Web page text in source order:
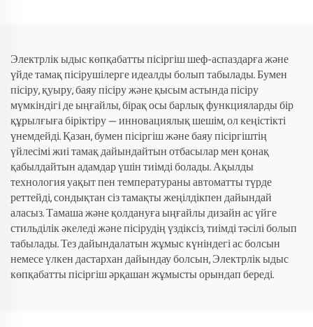
Электрлік ыдыс көпқабатты пісіргіш шеф-аспаздарға және
үйде тамақ пісірушілерге идеалды болып табылады. Бумен
пісіру, қуыру, баяу пісіру және қысым астында пісіру
мүмкіндігі де ыңғайлы, бірақ осы барлық функцияларды бір
құрылғыға біріктіру — инновациялық шешім, ол кеңістікті
үнемдейді. Қазан, бумен пісіргіш және баяу пісіргіштің
үйлесімі жиі тамақ дайындайтын отбасылар мен қонақ
қабылдайтын адамдар үшін тиімді болады. Ақылды
технология уақыт пен температураны автоматты түрде
реттейді, сондықтан сіз тамақты жеңілдікпен дайындай
аласыз. Тамаша және қолдануға ыңғайлы дизайн ас үйге
стильділік әкеледі және пісірудің үздіксіз, тиімді тәсілі болып
табылады. Тез дайындалатын жұмыс күніндегі ас болсын
немесе үлкен дастархан дайындау болсын, Электрлік ыдыс
көпқабатты пісіргіш әрқашан жұмысты орындап береді.